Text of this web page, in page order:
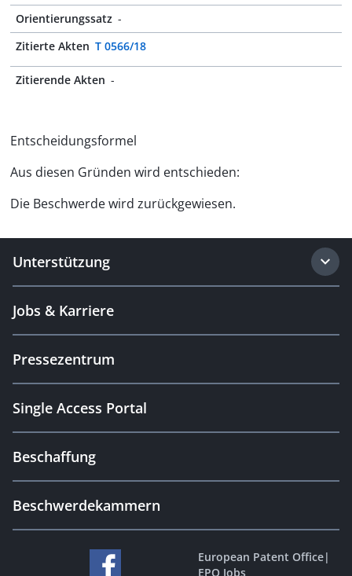
Orientierungssatz -
Zitierte Akten T 0566/18
Zitierende Akten -
Entscheidungsformel
Aus diesen Gründen wird entschieden:
Die Beschwerde wird zurückgewiesen.
Unterstützung
Jobs & Karriere
Pressezentrum
Single Access Portal
Beschaffung
Beschwerdekammern
European Patent Office|
EPO Jobs